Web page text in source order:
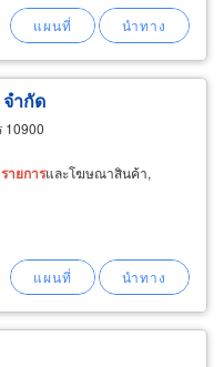
ำกัด
10900
รายการและโฆษณาสินค้า,